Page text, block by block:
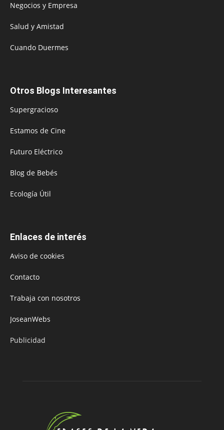
Negocios y Empresa
Salud y Amistad
Cuando Duermes
Otros Blogs Interesantes
Supergracioso
Estamos de Cine
Futuro Eléctrico
Blog de Bebés
Ecología Útil
Enlaces de interés
Aviso de cookies
Contacto
Trabaja con nosotros
JoseanWebs
Publicidad